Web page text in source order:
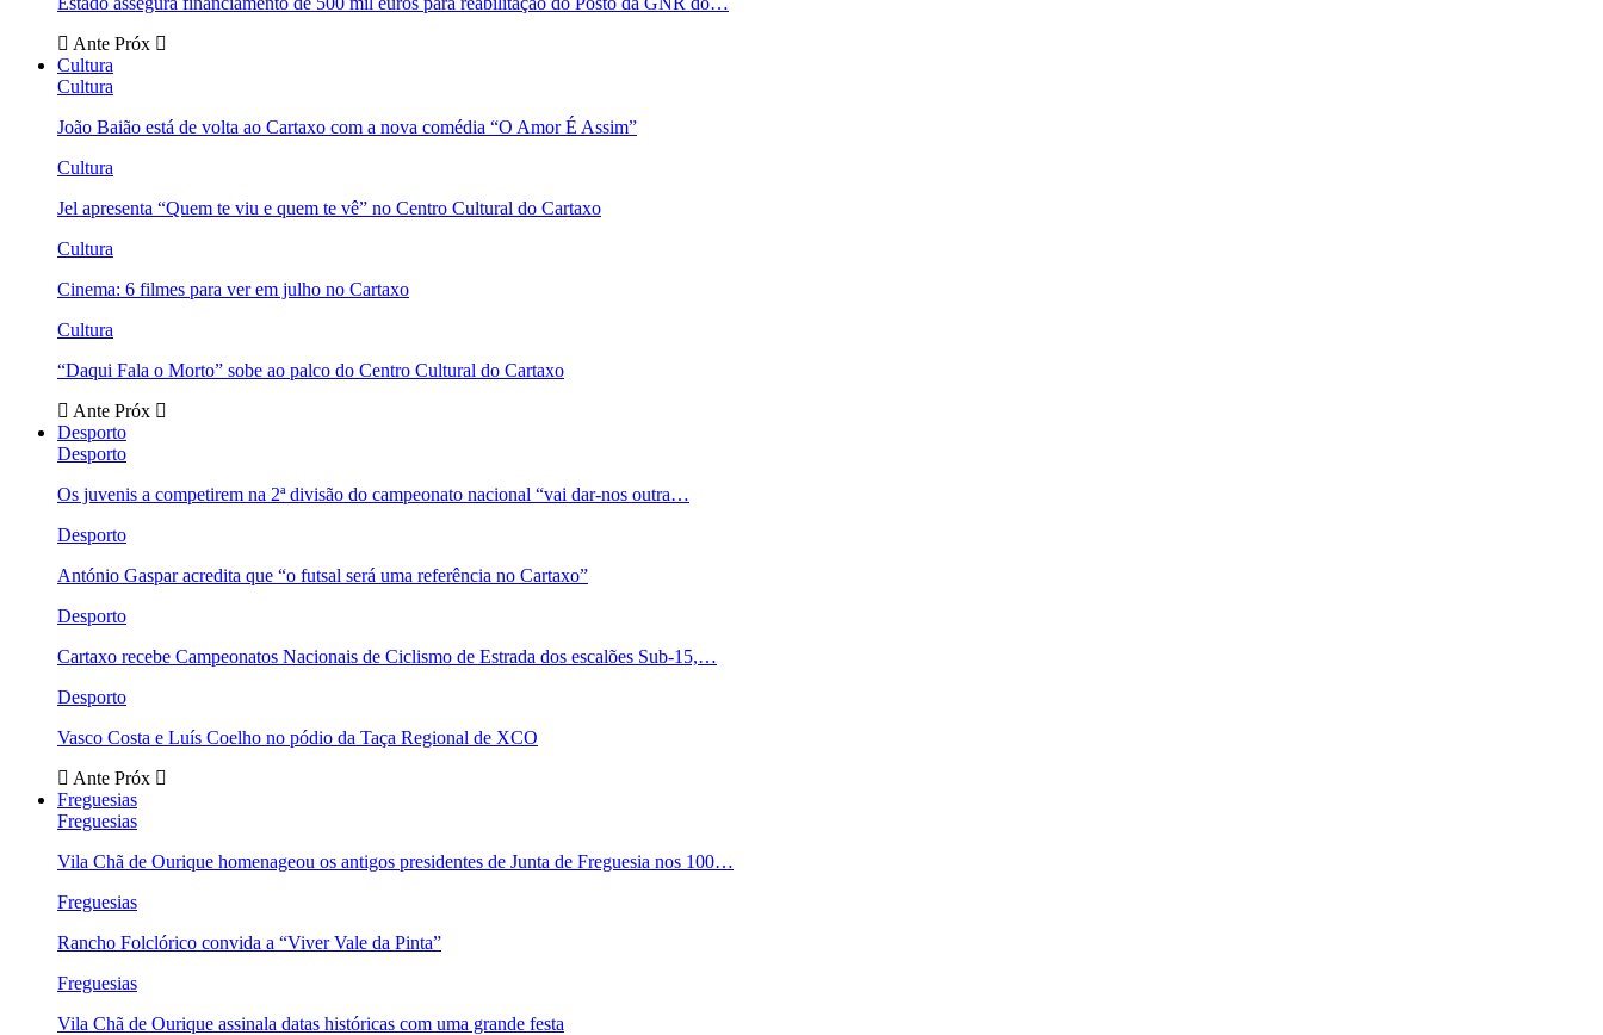
Ante Próx
Cultura
Cultura
João Baião está de volta ao Cartaxo com a nova comédia “O Amor É Assim”
Cultura
Jel apresenta “Quem te viu e quem te vê” no Centro Cultural do Cartaxo
Cultura
Cinema: 6 filmes para ver em julho no Cartaxo
Cultura
“Daqui Fala o Morto” sobe ao palco do Centro Cultural do Cartaxo
Ante Próx
Desporto
Desporto
Os juvenis a competirem na 2ª divisão do campeonato nacional “vai dar-nos outra…
Desporto
António Gaspar acredita que “o futsal será uma referência no Cartaxo”
Desporto
Cartaxo recebe Campeonatos Nacionais de Ciclismo de Estrada dos escalões Sub-15,…
Desporto
Vasco Costa e Luís Coelho no pódio da Taça Regional de XCO
Ante Próx
Freguesias
Freguesias
Vila Chã de Ourique homenageou os antigos presidentes de Junta de Freguesia nos 100…
Freguesias
Rancho Folclórico convida a “Viver Vale da Pinta”
Freguesias
Vila Chã de Ourique assinala datas históricas com uma grande festa